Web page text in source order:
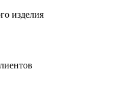
изделия